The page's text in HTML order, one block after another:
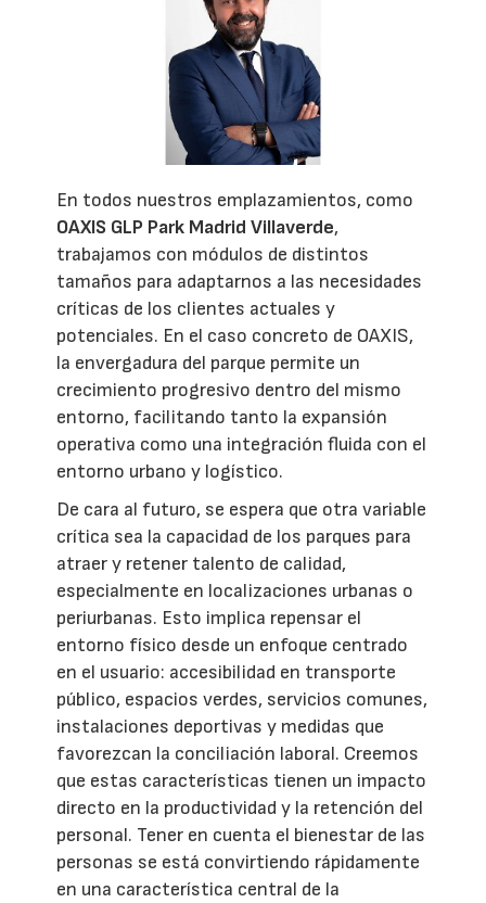
En todos nuestros emplazamientos, como
OAXIS GLP Park Madrid Villaverde,
trabajamos con módulos de distintos
tamaños para adaptarnos a las necesidades
críticas de los clientes actuales y
potenciales. En el caso concreto de OAXIS,
la envergadura del parque permite un
crecimiento progresivo dentro del mismo
entorno, facilitando tanto la expansión
operativa como una integración fluida con el
entorno urbano y logístico.
De cara al futuro, se espera que otra variable
crítica sea la capacidad de los parques para
atraer y retener talento de calidad,
especialmente en localizaciones urbanas o
periurbanas. Esto implica repensar el
entorno físico desde un enfoque centrado
en el usuario: accesibilidad en transporte
público, espacios verdes, servicios comunes,
instalaciones deportivas y medidas que
favorezcan la conciliación laboral. Creemos
que estas características tienen un impacto
directo en la productividad y la retención del
personal. Tener en cuenta el bienestar de las
personas se está convirtiendo rápidamente
en una característica central de la